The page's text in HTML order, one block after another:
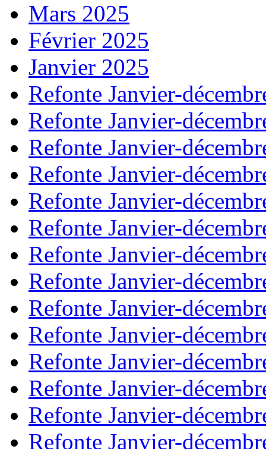
Mars 2025
Février 2025
Janvier 2025
Refonte Janvier-
Refonte Janvier-
Refonte Janvier-
Refonte Janvier-
Refonte Janvier-
Refonte Janvier-
Refonte Janvier-
Refonte Janvier-
Refonte Janvier-
Refonte Janvier-
Refonte Janvier-
Refonte Janvier-
Refonte Janvier-
Refonte Janvier-